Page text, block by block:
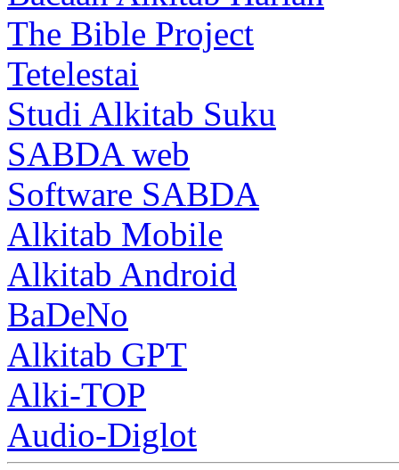
The Bible Project
Tetelestai
Studi Alkitab Suku
SABDA web
Software SABDA
Alkitab Mobile
Alkitab Android
BaDeNo
Alkitab GPT
Alki-TOP
Audio-Diglot